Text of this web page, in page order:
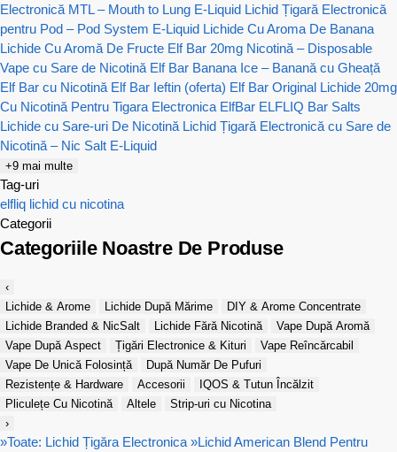
Electronică MTL – Mouth to Lung E-Liquid Lichid Țigară Electronică
pentru Pod – Pod System E-Liquid Lichide Cu Aroma De Banana
Lichide Cu Aromă De Fructe Elf Bar 20mg Nicotină – Disposable
Vape cu Sare de Nicotină Elf Bar Banana Ice – Banană cu Gheață
Elf Bar cu Nicotină Elf Bar Ieftin (oferta) Elf Bar Original Lichide 20mg
Cu Nicotină Pentru Tigara Electronica ElfBar ELFLIQ Bar Salts
Lichide cu Sare-uri De Nicotină Lichid Țigară Electronică cu Sare de
Nicotină – Nic Salt E-Liquid
+9 mai multe
Tag-uri
elfliq lichid cu nicotina
Categorii
Categoriile Noastre De Produse
‹
Lichide & Arome
Lichide După Mărime
DIY & Arome Concentrate
Lichide Branded & NicSalt
Lichide Fără Nicotină
Vape După Aromă
Vape După Aspect
Țigări Electronice & Kituri
Vape Reîncărcabil
Vape De Unică Folosință
După Număr De Pufuri
Rezistențe & Hardware
Accesorii
IQOS & Tutun Încălzit
Pliculețe Cu Nicotină
Altele
Strip-uri cu Nicotina
›
»Toate: Lichid Țigăra Electronica »Lichid American Blend Pentru